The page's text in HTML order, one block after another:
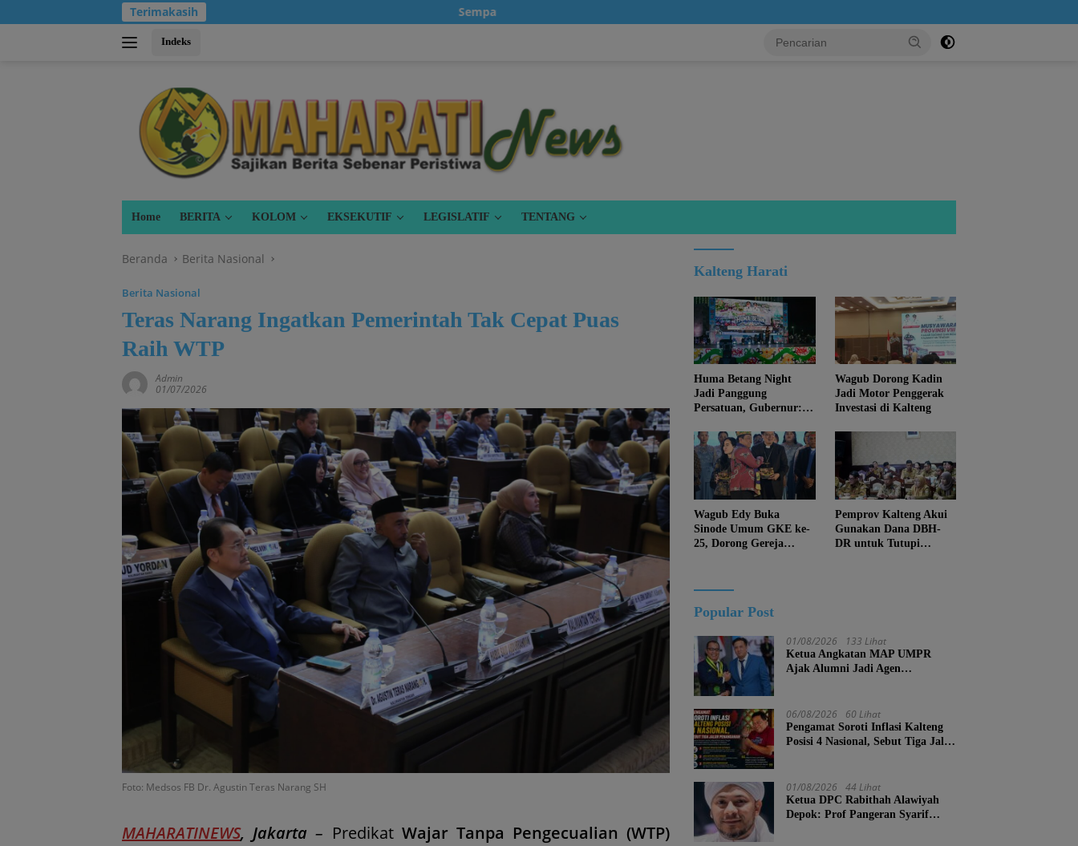
ke
Terimakasih Sempatkanlah untuk klik iklan, karena itu gratis...!
Indeks
Home BERITA KOLOM EKSEKUTIF LEGISLATIF TENTANG
Beranda Berita Nasional
Berita Nasional
Teras Narang Ingatkan Pemerintah Tak Cepat Puas
Raih WTP
Admin
01/07/2026
Foto: Medsos FB Dr. Agustin Teras Narang SH
MAHARATINEWS, Jakarta – Predikat Wajar Tanpa Pengecualian (WTP)
Kalteng Harati
Huma Betang Night
Jadi Panggung
Persatuan, Gubernur:
Kemajuan Menghapus
Jati Diri Kalteng
Wagub Dorong Kadin
Jadi Motor Penggerak
Investasi di Kalteng
Wagub Edy Buka
Sinode Umum GKE ke-
25, Dorong Gereja
Pemprov Kalteng Akui
Gunakan Dana DBH-
DR untuk Tutupi
Popular Post
01/08/2026 133 Lihat
Ketua Angkatan MAP UMPR
Ajak Alumni Jadi Agen
06/08/2026 60 Lihat
Pengamat Soroti Inflasi Kalteng
Posisi 4 Nasional, Sebut Tiga Jalur
01/08/2026 44 Lihat
Ketua DPC Rabithah Alawiyah
Depok: Prof Pangeran Syarif